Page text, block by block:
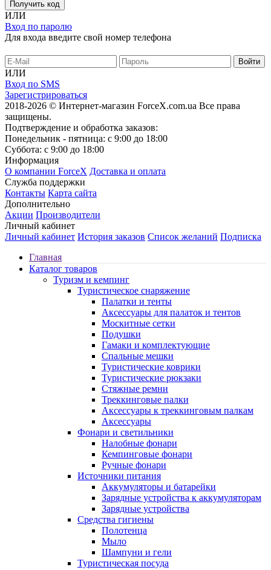
Получить код
ИЛИ
Вход по паролю
Для входа введите свой номер телефона
ИЛИ
Вход по SMS
Зарегистрироваться
2018-2026 © Интернет-магазин ForceX.com.ua Все права
защищены.
Подтверждение и обработка заказов:
Понедельник - пятница: с 9:00 до 18:00
Суббота: с 9:00 до 18:00
Информация
О компании ForceX Доставка и оплата
Служба поддержки
Контакты Карта сайта
Дополнительно
Акции Производители
Личный кабинет
Личный кабинет История заказов Список желаний Подписка
Главная
Каталог товаров
Туризм и кемпинг
Туристическое снаряжение
Палатки и тенты
Аксессуары для палаток и тентов
Москитные сетки
Подушки
Гамаки и комплектующие
Спальные мешки
Туристические коврики
Туристические рюкзаки
Стяжные ремни
Треккинговые палки
Аксессуары к треккинговым палкам
Аксессуары
Фонари и светильники
Налобные фонари
Кемпинговые фонари
Ручные фонари
Источники питания
Аккумуляторы и батарейки
Зарядные устройства к аккумуляторам
Зарядные устройства
Средства гигиены
Полотенца
Мыло
Шампуни и гели
Туристическая посуда